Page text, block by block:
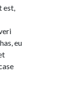
est,
eu